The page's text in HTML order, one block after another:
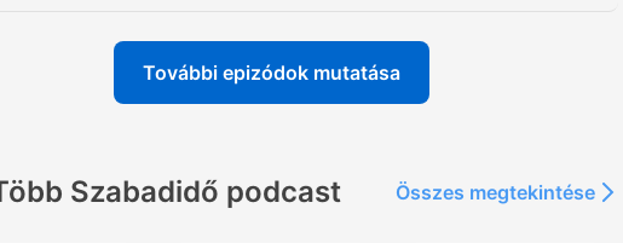
További epizódok mutatása
Szabadidő podcast Összes megtekintése